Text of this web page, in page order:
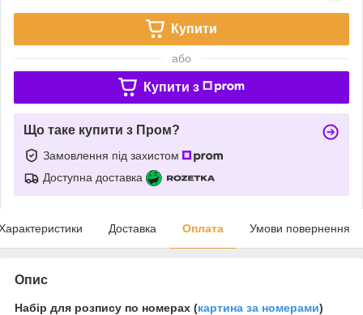
Купити
або
Купити з
Що таке купити з Пром?
Замовлення під захистом
Доступна доставка
Доставка Оплата Умови повернення
Опис
Набір для розпису по номерах (картина за номерами)